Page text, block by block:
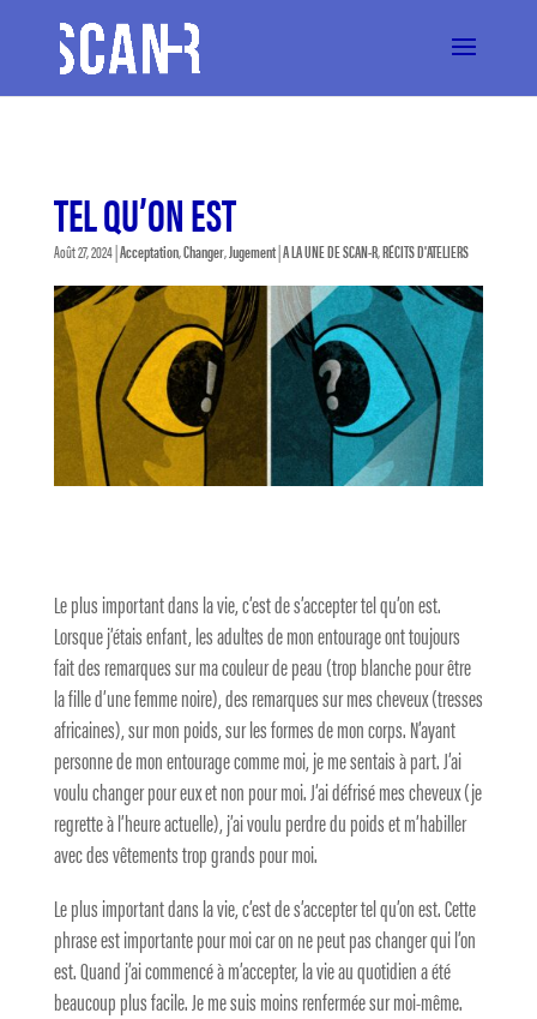
TEL QU’ON EST
Août 27, 2024|Acceptation,Changer,Jugement|A LA UNE DE SCAN-R,RÉCITS D'ATELIERS
Le plus important dans la vie, c’est de s’accepter tel qu’on est.
Lorsque j’étais enfant, les adultes de mon entourage ont toujours
fait des remarques sur ma couleur de peau (trop blanche pour être
la fille d’une femme noire), des remarques sur mes cheveux (tresses
africaines), sur mon poids, sur les formes de mon corps. N’ayant
personne de mon entourage comme moi, je me sentais à part. J’ai
voulu changer pour eux et non pour moi. J’ai défrisé mes cheveux (je
regrette à l’heure actuelle), j’ai voulu perdre du poids et m’habiller
avec des vêtements trop grands pour moi.
Le plus important dans la vie, c’est de s’accepter tel qu’on est. Cette
phrase est importante pour moi car on ne peut pas changer qui l’on
est. Quand j’ai commencé à m’accepter, la vie au quotidien a été
beaucoup plus facile. Je me suis moins renfermée sur moi-même.